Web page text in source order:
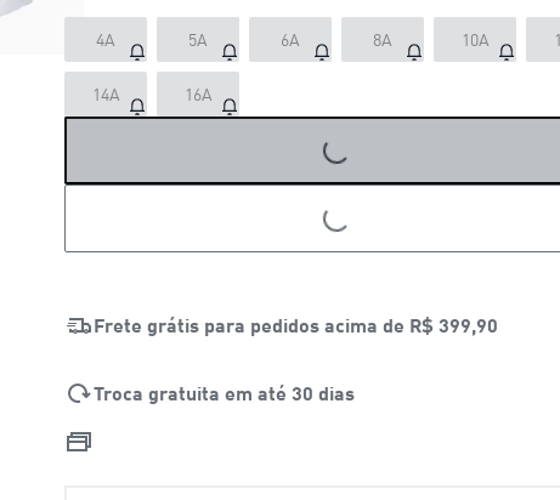
4A 5A 6A 8A 10A
14A 16A LOADING...
LOADING...
Frete grátis para pedidos acima de R$ 399,90
Troca gratuita em até 30 dias